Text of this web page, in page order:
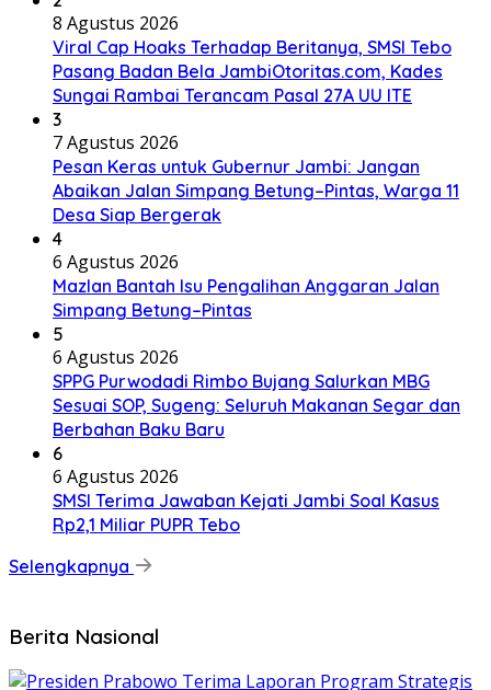
8 Agustus 2026
Viral Cap Hoaks Terhadap Beritanya, SMSI Tebo
Pasang Badan Bela JambiOtoritas.com, Kades
Sungai Rambai Terancam Pasal 27A UU ITE
3
7 Agustus 2026
Pesan Keras untuk Gubernur Jambi: Jangan
Abaikan Jalan Simpang Betung–Pintas, Warga 11
Desa Siap Bergerak
4
6 Agustus 2026
Mazlan Bantah Isu Pengalihan Anggaran Jalan
Simpang Betung–Pintas
5
6 Agustus 2026
SPPG Purwodadi Rimbo Bujang Salurkan MBG
Sesuai SOP, Sugeng: Seluruh Makanan Segar dan
Berbahan Baku Baru
6
6 Agustus 2026
SMSI Terima Jawaban Kejati Jambi Soal Kasus
Rp2,1 Miliar PUPR Tebo
Selengkapnya
Berita Nasional